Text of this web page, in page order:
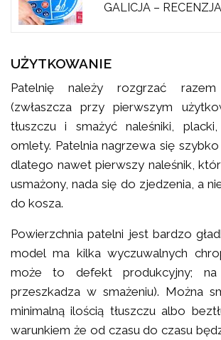
GALICJA – RECENZJA
UŻYTKOWANIE
Patelnię należy rozgrzać
(zwłaszcza przy pierwszym
tłuszczu i smażyć naleśniki,
omlety. Patelnia nagrzewa się
dlatego nawet pierwszy naleśnik,
usmażony, nada się do zjedzenia, a
do kosza.
Powierzchnia patelni jest bardzo
model ma kilka wyczuwalnych
może to defekt produkcyjny; na
przeszkadza w smażeniu). Można
minimalną ilością tłuszczu albo
warunkiem że od czasu do czasu